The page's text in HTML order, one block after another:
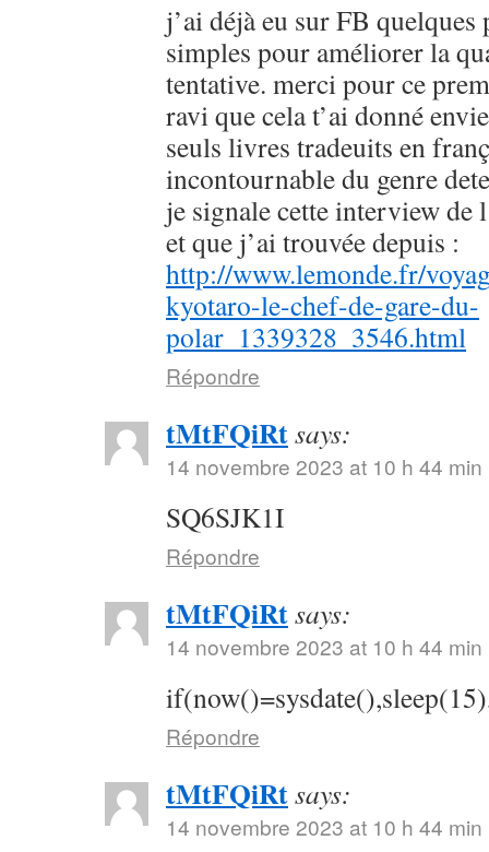
j’ai déjà eu sur FB quelques
simples pour améliorer la
tentative. merci pour ce
ravi que cela t’ai donné
seuls livres tradeuits en
incontournable du genre
je signale cette interview de
et que j’ai trouvée depuis :
http://www.lemonde.fr/
kyotaro-le-chef-de-gare-du-
polar_1339328_3546.html
Répondre
tMtFQiRtsays:
14 novembre 2023 at 10 h 44 min
SQ6SJK1I
Répondre
tMtFQiRtsays:
14 novembre 2023 at 10 h 44 min
Répondre
tMtFQiRtsays:
14 novembre 2023 at 10 h 44 min